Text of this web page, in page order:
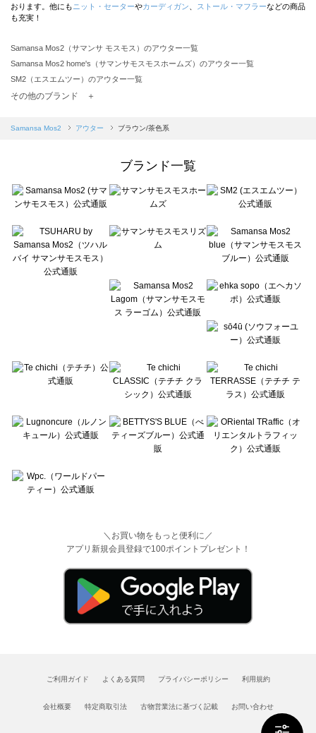
おります。他にも ニット・セーターやカーディガン ストール・マフラーなどの商品
も充実！
Samansa Mos2（サマンサ モスモス）のアウター一覧
Samansa Mos2 home's（サマンサモスモスホームズ）のアウター一覧
SM2（エスエムツー）のアウター一覧
TSUHARU by Samansa Mos2（ツハルバイサマンサモスモス）のアウター一覧
Samansa Mos2 blue（サマンサモスモス ブルー）のアウター一覧
sō4ū（ソウフォーユー）のアウター一覧
Te chichi（テチチ）のアウター一覧
Te chichi CLASSIC（テチチ クラシック）のアウター一覧
Lugnoncure（ルノンキュール）のアウター一覧
BETTY'S BLUE（べティーズブルー）のアウター一覧
Wpc.（ワールドパーティー）のアウター一覧
その他のブランド ＋
Samansa Mos2 アウター ブラウン/茶色系
ブランド一覧
＼お買い物をもっと便利に／
アプリ新規会員登録で100ポイントプレゼント！
ご利用ガイド よくある質問 プライバシーポリシー 利用規約
会社概要 特定商取引法 古物営業法に基づく記載 お問い合わせ